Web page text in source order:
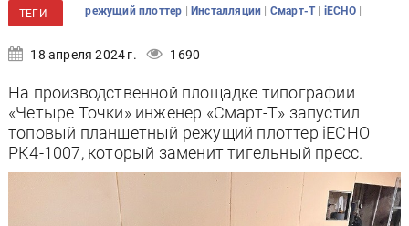
ТЕГИ режущий плоттер | Инсталляции | Смарт-Т | iECHO |
18 апреля 2024 г. 1690
На производственной площадке типографии
«Четыре Точки» инженер «Смарт-Т» запустил
топовый планшетный режущий плоттер iECHO
РК4-1007, который заменит тигельный пресс.